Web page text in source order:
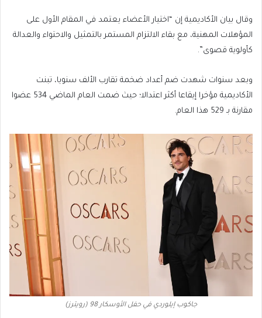
وقال بيان الأكاديمية إن “اختيار الأعضاء يعتمد في المقام الأول على
المؤهلات المهنية، مع بقاء الالتزام المستمر بالتمثيل والاحتواء والعدالة
كأولوية قصوى”.
وبعد سنوات شهدت ضم أعداد ضخمة تقارب الألف سنويا، تبنت
الأكاديمية مؤخرا إيقاعا أكثر اعتدالا؛ حيث ضمت العام الماضي 534 عضوا
مقارنة بـ 529 هذا العام.
جاكوب إيلوردي في حفل الأوسكار 98 (رويترز)